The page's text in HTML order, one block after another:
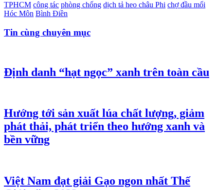
TPHCM công tác phòng chống dịch tả heo châu Phi chợ đầu mối
Hóc Môn Bình Điền
Tin cùng chuyên mục
Định danh “hạt ngọc” xanh trên toàn cầu
Hướng tới sản xuất lúa chất lượng, giảm
phát thải, phát triển theo hướng xanh và
bền vững
Việt Nam đạt giải Gạo ngon nhất Thế